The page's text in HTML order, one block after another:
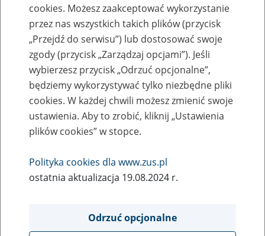
Szkolenia
Zaproś ZUS do siebie - zakładanie profili
eZUS w siedzibie Twojej firmy
Rodzaj wydarzenia
Szkolenia
Obszar merytoryczny
obsługa klientów
cookies. Możesz zaakceptować wykorzystanie
przez nas wszystkich takich plików (przycisk
„Przejdź do serwisu”) lub dostosować swoje
zgody (przycisk „Zarządzaj opcjami”). Jeśli
wybierzesz przycisk „Odrzuć opcjonalne”,
będziemy wykorzystywać tylko niezbędne pliki
cookies. W każdej chwili możesz zmienić swoje
ustawienia. Aby to zrobić, kliknij „Ustawienia
plików cookies” w stopce.
Polityka cookies dla www.zus.pl
ostatnia aktualizacja 19.08.2024 r.
Odrzuć opcjonalne